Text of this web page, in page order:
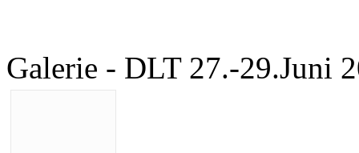
Galerie - DLT 27.-29.Juni